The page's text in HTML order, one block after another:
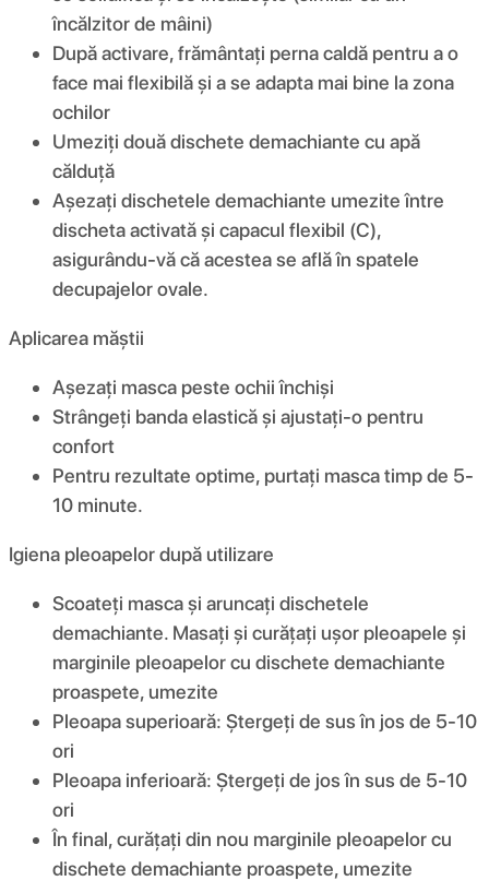
încălzitor de mâini)
După activare, frământați perna caldă pentru a o
face mai flexibilă și a se adapta mai bine la zona
ochilor
Umeziți două dischete demachiante cu apă
călduță
Așezați dischetele demachiante umezite între
discheta activată și capacul flexibil (C),
asigurându-vă că acestea se află în spatele
decupajelor ovale.
Aplicarea măștii
Așezați masca peste ochii închiși
Strângeți banda elastică și ajustați-o pentru
confort
Pentru rezultate optime, purtați masca timp de 5-
10 minute.
Igiena pleoapelor după utilizare
Scoateți masca și aruncați dischetele
demachiante. Masați și curățați ușor pleoapele și
marginile pleoapelor cu dischete demachiante
proaspete, umezite
Pleoapa superioară: Ștergeți de sus în jos de 5-10
ori
Pleoapa inferioară: Ștergeți de jos în sus de 5-10
ori
În final, curățați din nou marginile pleoapelor cu
dischete demachiante proaspete, umezite